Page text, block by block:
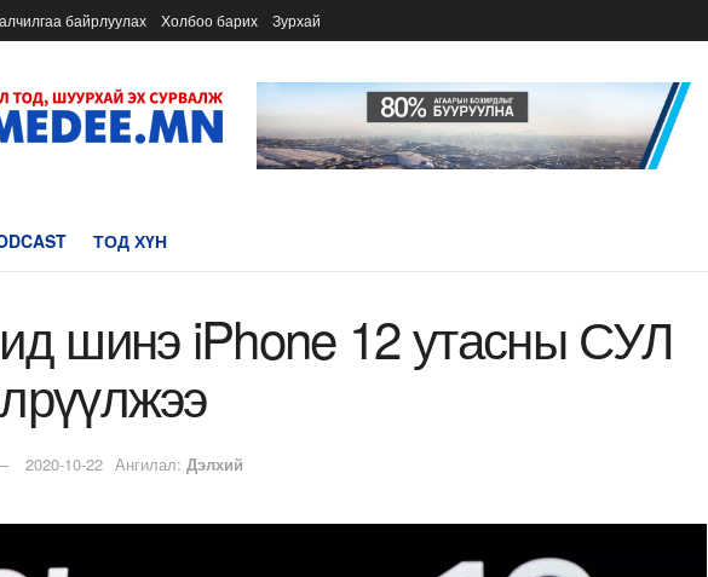
байрлуулах Холбоо барих Зурхай
ТОД ХҮН
шинэ iPhone 12 утасны СУЛ
2020-10-22 Ангилал: Дэлхий